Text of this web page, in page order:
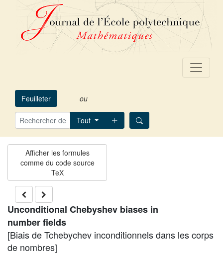
Feuilleter ou
Tout
Unconditional Chebyshev biases in
number fields
[Biais de Tchebychev inconditionnels dans les corps
de nombres]